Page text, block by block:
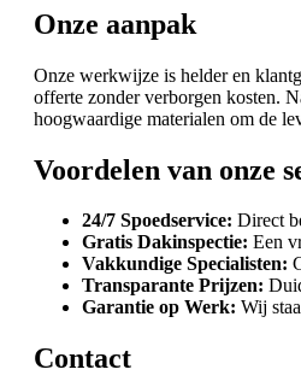
Onze aanpak
Onze werkwijze is helder en
offerte zonder verborgen kosten.
hoogwaardige materialen om de
Voordelen van onze
24/7 Spoedservice: Direct
Gratis Dakinspectie: Een
Vakkundige Specialisten:
Transparante Prijzen:
Garantie op Werk: Wij
Contact